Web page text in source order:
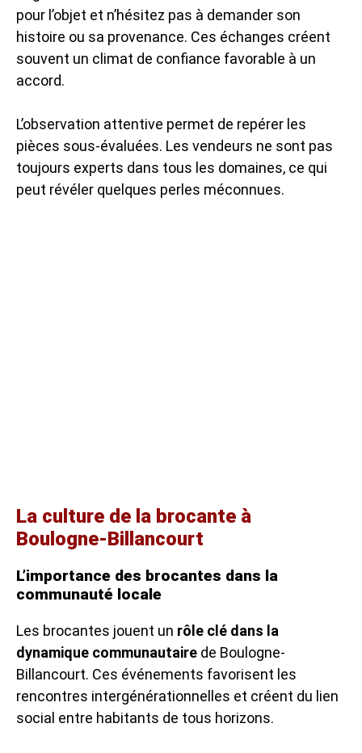
pour l’objet et n’hésitez pas à demander son
histoire ou sa provenance. Ces échanges créent
souvent un climat de confiance favorable à un
accord.
L’observation attentive permet de repérer les
pièces sous-évaluées. Les vendeurs ne sont pas
toujours experts dans tous les domaines, ce qui
peut révéler quelques perles méconnues.
La culture de la brocante à
Boulogne-Billancourt
L’importance des brocantes dans la
communauté locale
Les brocantes jouent un rôle clé dans la
dynamique communautaire de Boulogne-
Billancourt. Ces événements favorisent les
rencontres intergénérationnelles et créent du lien
social entre habitants de tous horizons.